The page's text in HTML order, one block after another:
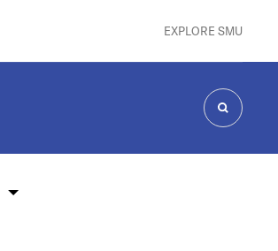
EXPLORE SMU
SEARCH